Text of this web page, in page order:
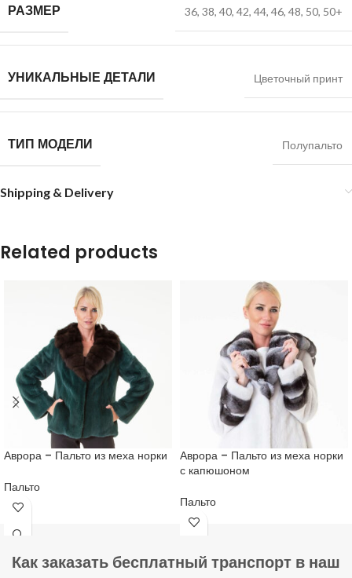
РАЗМЕР 36, 38, 40, 42, 44, 46, 48, 50, 50+
УНИКАЛЬНЫЕ ДЕТАЛИ Цветочный принт
ТИП МОДЕЛИ Полупальто
Shipping & Delivery
Related products
Аврора – Пальто из меха норки
Пальто
Аврора – Пальто из меха норки
с капюшоном
Пальто
Как заказать бесплатный транспорт в наш